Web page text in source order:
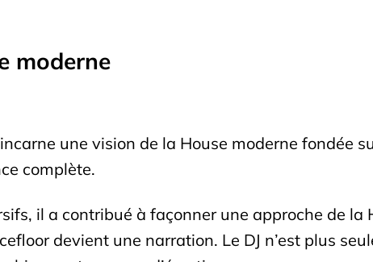
moderne
une vision de la House moderne fondée
complète.
il a contribué à façonner une approche de la
devient une narration. Le DJ n’est plus